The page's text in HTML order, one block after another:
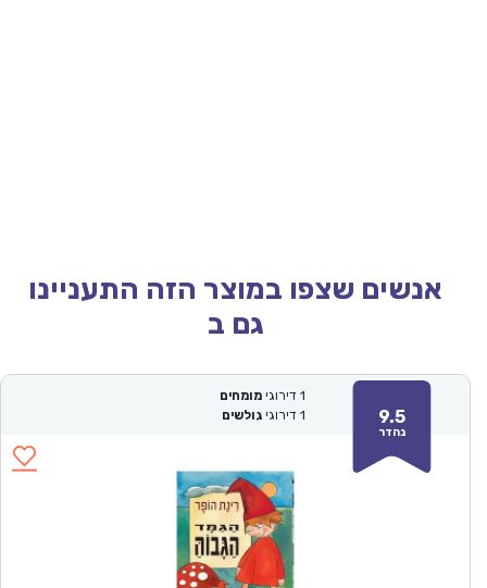
אנשים שצפו במוצר הזה התעניינו
גם ב
9.5
נהדר
1 דירוגי מומחים
1 דירוגי גולשים